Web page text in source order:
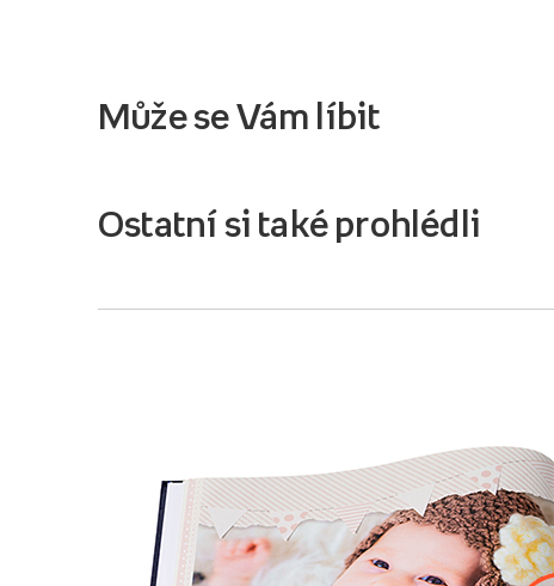
Může se Vám líbit
Ostatní si také prohlédli